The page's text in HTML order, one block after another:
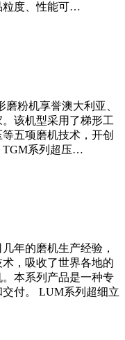
粒度、性能可…
粉机享誉澳大利亚、
该机型采用了梯形工
五项磨机技术，开创
TGM系列超压…
年的磨机生产经验，
，吸收了世界各地的
本系列产品是一种专
付。 LUM系列超细立